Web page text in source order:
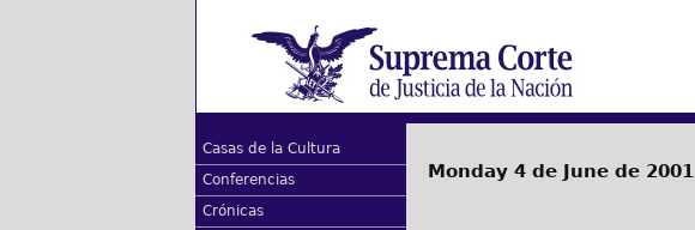
Casas de la Cultura
Conferencias
Crónicas
Monday 4 de June de 2001